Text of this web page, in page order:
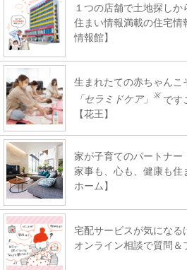
１つの店舗で土地探し
住まい情報満載の住宅情
情報館】
生まれたての赤ちゃんこ
「セラミドケア」
※ です
【花王】
家が子育てのパートナー
家事も、心も、健康も住
ホーム】
宅配サービスが気になる
オンライン相談で質問＆